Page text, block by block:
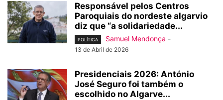
Responsável pelos Centros
Paroquiais do nordeste algarvio
diz que “a solidariedade...
POLÍTICA Samuel Mendonça -
13 de Abril de 2026
Presidenciais 2026: António
José Seguro foi também o
escolhido no Algarve...